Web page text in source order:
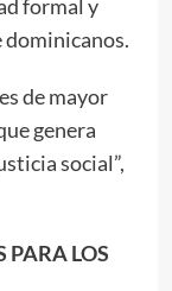
formal y
de mayor
genera
social”,
PARA LOS